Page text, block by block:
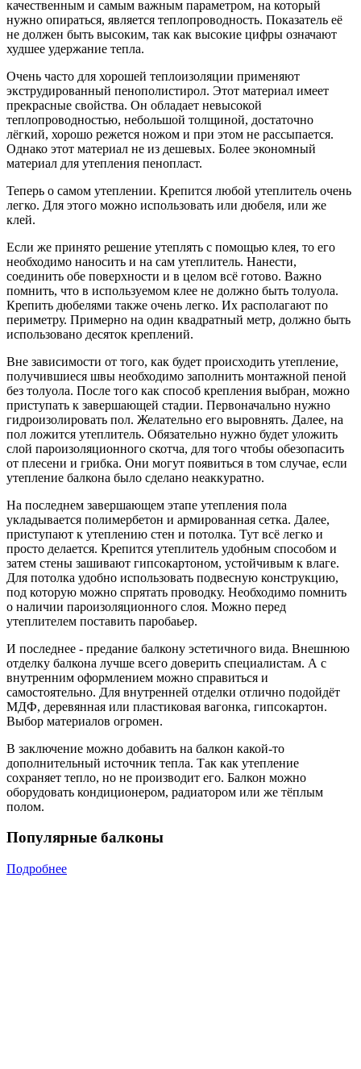
качественным и самым важным параметром, на который
нужно опираться, является теплопроводность. Показатель её
не должен быть высоким, так как высокие цифры означают
худшее удержание тепла.
Очень часто для хорошей теплоизоляции применяют
экструдированный пенополистирол. Этот материал имеет
прекрасные свойства. Он обладает невысокой
теплопроводностью, небольшой толщиной, достаточно
лёгкий, хорошо режется ножом и при этом не рассыпается.
Однако этот материал не из дешевых. Более экономный
материал для утепления пенопласт.
Теперь о самом утеплении. Крепится любой утеплитель очень
легко. Для этого можно использовать или дюбеля, или же
клей.
Если же принято решение утеплять с помощью клея, то его
необходимо наносить и на сам утеплитель. Нанести,
соединить обе поверхности и в целом всё готово. Важно
помнить, что в используемом клее не должно быть толуола.
Крепить дюбелями также очень легко. Их располагают по
периметру. Примерно на один квадратный метр, должно быть
использовано десяток креплений.
Вне зависимости от того, как будет происходить утепление,
получившиеся швы необходимо заполнить монтажной пеной
без толуола. После того как способ крепления выбран, можно
приступать к завершающей стадии. Первоначально нужно
гидроизолировать пол. Желательно его выровнять. Далее, на
пол ложится утеплитель. Обязательно нужно будет уложить
слой пароизоляционного скотча, для того чтобы обезопасить
от плесени и грибка. Они могут появиться в том случае, если
утепление балкона было сделано неаккуратно.
На последнем завершающем этапе утепления пола
укладывается полимербетон и армированная сетка. Далее,
приступают к утеплению стен и потолка. Тут всё легко и
просто делается. Крепится утеплитель удобным способом и
затем стены зашивают гипсокартоном, устойчивым к влаге.
Для потолка удобно использовать подвесную конструкцию,
под которую можно спрятать проводку. Необходимо помнить
о наличии пароизоляционного слоя. Можно перед
утеплителем поставить паробаьер.
И последнее - предание балкону эстетичного вида. Внешнюю
отделку балкона лучше всего доверить специалистам. А с
внутренним оформлением можно справиться и
самостоятельно. Для внутренней отделки отлично подойдёт
МДФ, деревянная или пластиковая вагонка, гипсокартон.
Выбор материалов огромен.
В заключение можно добавить на балкон какой-то
дополнительный источник тепла. Так как утепление
сохраняет тепло, но не производит его. Балкон можно
оборудовать кондиционером, радиатором или же тёплым
полом.
Популярные балконы
Подробнее